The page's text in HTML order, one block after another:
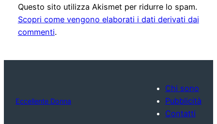
Questo sito utilizza Akismet per ridurre lo spam.
Scopri come vengono elaborati i dati derivati dai
commenti.
Eccellente Donna
Chi sono
Pubblicità
Contatti